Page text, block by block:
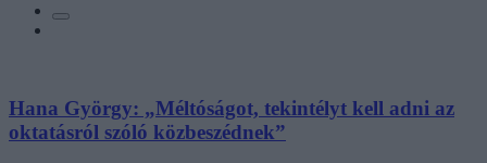
Hana György: „Méltóságot, tekintélyt kell adni az
oktatásról szóló közbeszédnek”